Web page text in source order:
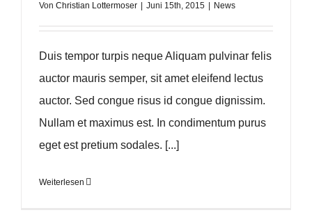
Von Christian Lottermoser Juni 15th, 2015 News
Duis tempor turpis neque Aliquam pulvinar felis
auctor mauris semper, sit amet eleifend lectus
auctor. Sed congue risus id congue dignissim.
Nullam et maximus est. In condimentum purus
eget est pretium sodales. [...]
Weiterlesen